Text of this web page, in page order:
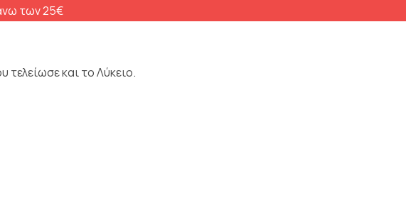
των 25€
τελείωσε και το Λύκειο.